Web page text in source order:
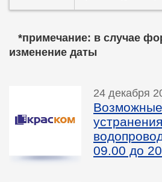
*примечание: в случае
изменение даты
24 декабря
09.00 до